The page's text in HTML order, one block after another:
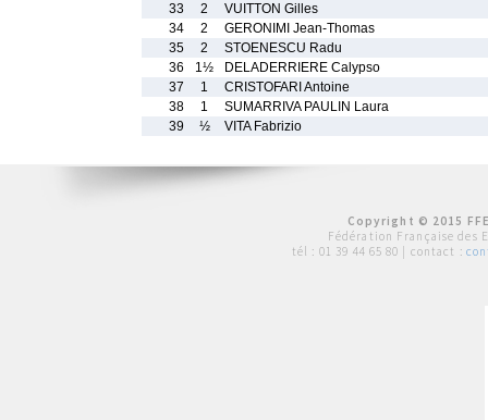
33
2
VUITTON Gilles
34
2
GERONIMI Jean-Thomas
35
2
STOENESCU Radu
36
1½
DELADERRIERE Calypso
37
1
CRISTOFARI Antoine
38
1
SUMARRIVA PAULIN Laura
39
½ VITA Fabrizio
Copyright © 2015
Fédération Française des
tél : 01 39 44 65 80 | contact :